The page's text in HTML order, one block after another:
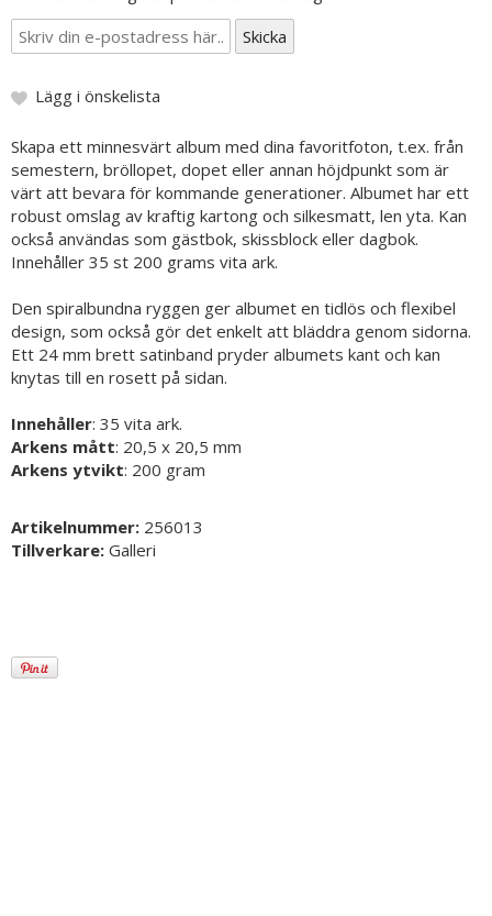
Lägg i önskelista
Skapa ett minnesvärt album med dina favoritfoton, t.ex. från
semestern, bröllopet, dopet eller annan höjdpunkt som är
värt att bevara för kommande generationer. Albumet har ett
robust omslag av kraftig kartong och silkesmatt, len yta. Kan
också användas som gästbok, skissblock eller dagbok.
Innehåller 35 st 200 grams vita ark.
Den spiralbundna ryggen ger albumet en tidlös och flexibel
design, som också gör det enkelt att bläddra genom sidorna.
Ett 24 mm brett satinband pryder albumets kant och kan
knytas till en rosett på sidan.
Innehåller: 35 vita ark.
Arkens mått: 20,5 x 20,5 mm
Arkens ytvikt: 200 gram
Artikelnummer: 256013
Tillverkare: Galleri